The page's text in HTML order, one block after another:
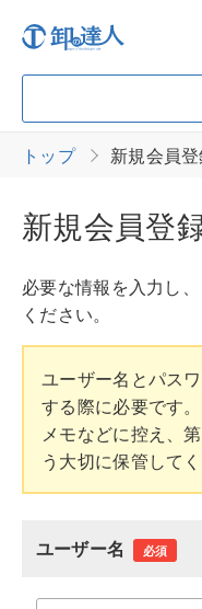
トップ 新規会員
新規会員登
必要な情報を入力し
ください。
ユーザー名とパス
する際に必要です。
メモなどに控え、
う大切に保管してく
ユーザー名 必須